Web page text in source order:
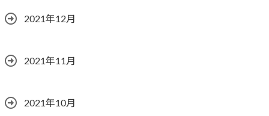
2021年12月
2021年11月
2021年10月